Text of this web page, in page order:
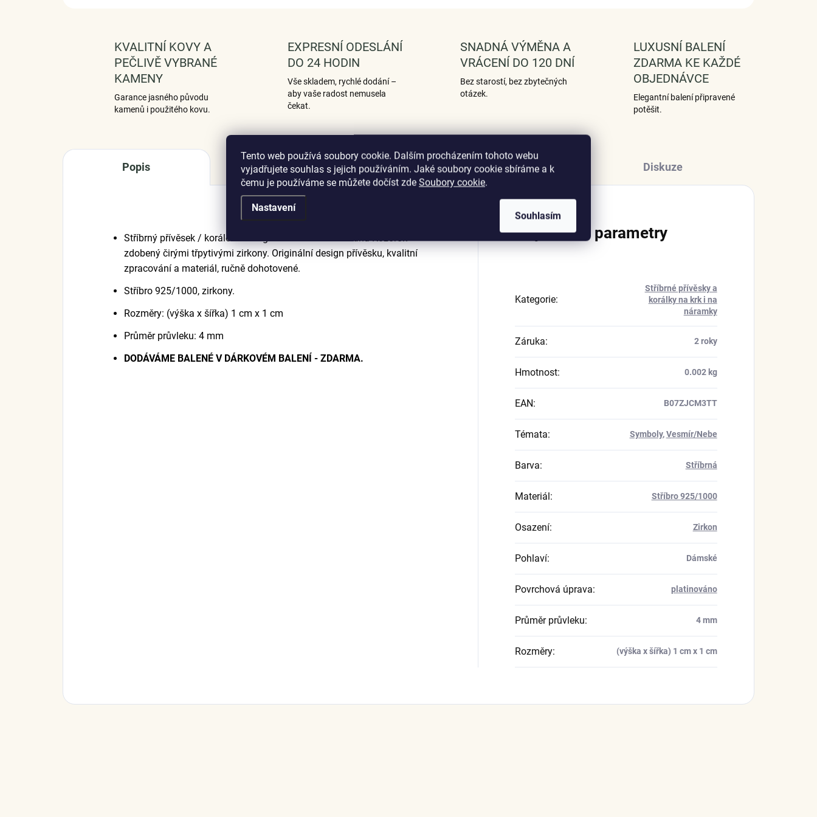
Tento web používá soubory cookie. Dalším procházením tohoto webu
vyjadřujete souhlas s jejich používáním. Jaké soubory cookie sbíráme a k
čemu je používáme se můžete dočíst zde Soubory cookie.
Nastavení
Souhlasím
KVALITNÍ KOVY A
PEČLIVĚ VYBRANÉ
KAMENY
Garance jasného původu
kamenů i použitého kovu.
EXPRESNÍ ODESLÁNÍ
DO 24 HODIN
Vše skladem, rychlé dodání –
aby vaše radost nemusela
čekat.
SNADNÁ VÝMĚNA A
VRÁCENÍ DO 120 DNÍ
Bez starostí, bez zbytečných
otázek.
LUXUSNÍ BALENÍ
ZDARMA KE KAŽDÉ
OBJEDNÁVCE
Elegantní balení připravené
potěšit.
Popis Podobné (12) Hodnocení (1) Diskuze
Stříbrný přívěsek / korálek v designu Znamení zvěrokruhu Kozoroh
zdobený čirými třpytivými zirkony. Originální design přívěsku, kvalitní
zpracování a materiál, ručně dohotovené.
Stříbro 925/1000, zirkony.
Rozměry: (výška x šířka) 1 cm x 1 cm
Průměr průvleku: 4 mm
DODÁVÁME BALENÉ V DÁRKOVÉM BALENÍ - ZDARMA.
Doplňkové parametry
Kategorie:
Stříbrné přívěsky a
korálky na krk i na
náramky
Záruka: 2 roky
Hmotnost: 0.002 kg
EAN: B07ZJCM3TT
Témata: Symboly,Vesmír/Nebe
Barva: Stříbrná
Materiál : Stříbro 925/1000
Osazení: Zirkon
Pohlaví: Dámské
Povrchová úprava: platinováno
Průměr průvleku: 4 mm
Rozměry: (výška x šířka) 1 cm x 1 cm